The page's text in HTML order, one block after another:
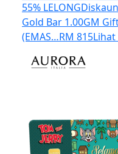
55% LELONG
Gold Bar 1.00GM
(EMAS…RM 815